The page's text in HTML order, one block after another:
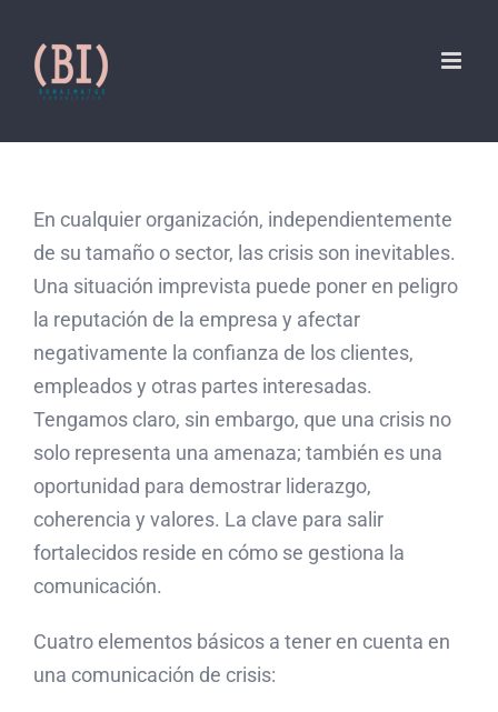
content
En cualquier organización, independientemente
de su tamaño o sector, las crisis son inevitables.
Una situación imprevista puede poner en peligro
la reputación de la empresa y afectar
negativamente la confianza de los clientes,
empleados y otras partes interesadas.
Tengamos claro, sin embargo, que una crisis no
solo representa una amenaza; también es una
oportunidad para demostrar liderazgo,
coherencia y valores. La clave para salir
fortalecidos reside en cómo se gestiona la
comunicación.
Cuatro elementos básicos a tener en cuenta en
una comunicación de crisis: